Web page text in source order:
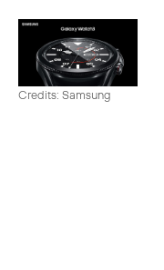
Credits: Samsung